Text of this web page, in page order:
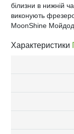
білизни в нижній
виконують
MoonShine
Характеристики